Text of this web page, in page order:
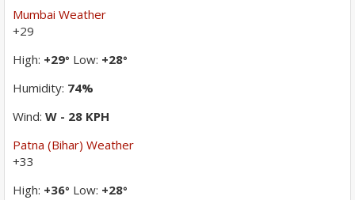
Mumbai Weather
+29
High: +29° Low: +28°
Humidity: 74%
Wind: W - 28 KPH
Patna (Bihar) Weather
+33
High: +36° Low: +28°